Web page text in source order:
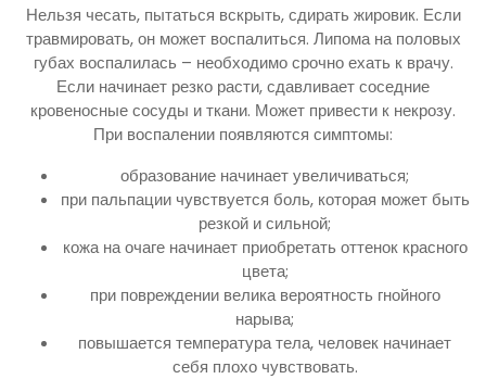
Нельзя чесать, пытаться вскрыть, сдирать жировик. Если
травмировать, он может воспалиться. Липома на половых
губах воспалилась – необходимо срочно ехать к врачу.
Если начинает резко расти, сдавливает соседние
кровеносные сосуды и ткани. Может привести к некрозу.
При воспалении появляются симптомы:
образование начинает увеличиваться;
при пальпации чувствуется боль, которая может быть
резкой и сильной;
кожа на очаге начинает приобретать оттенок красного
цвета;
при повреждении велика вероятность гнойного
нарыва;
повышается температура тела, человек начинает
себя плохо чувствовать.